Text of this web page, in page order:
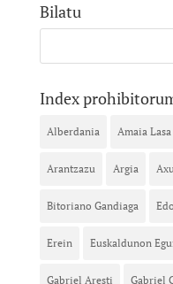
Bilatu
Index
Alberdania Amaia Lasa
Arantzazu Argia
Bitoriano Gandiaga
Erein Euskaldunon
Gabriel Aresti Gabriel